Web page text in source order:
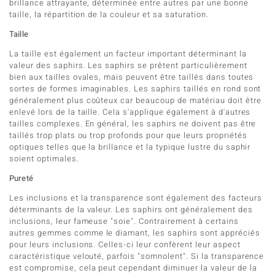
brillance attrayante, déterminée entre autres par une bonne
taille, la répartition de la couleur et sa saturation.
Taille
La taille est également un facteur important déterminant la
valeur des saphirs. Les saphirs se prêtent particulièrement
bien aux tailles ovales, mais peuvent être taillés dans toutes
sortes de formes imaginables. Les saphirs taillés en rond sont
généralement plus coûteux car beaucoup de matériau doit être
enlevé lors de la taille. Cela s'applique également à d'autres
tailles complexes. En général, les saphirs ne doivent pas être
taillés trop plats ou trop profonds pour que leurs propriétés
optiques telles que la brillance et la typique lustre du saphir
soient optimales.
Pureté
Les inclusions et la transparence sont également des facteurs
déterminants de la valeur. Les saphirs ont généralement des
inclusions, leur fameuse "soie". Contrairement à certains
autres gemmes comme le diamant, les saphirs sont appréciés
pour leurs inclusions. Celles-ci leur confèrent leur aspect
caractéristique velouté, parfois "somnolent". Si la transparence
est compromise, cela peut cependant diminuer la valeur de la